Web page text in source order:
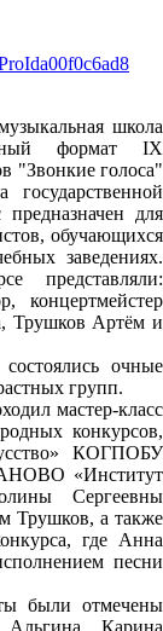
школа
формат IX
"Звонкие голоса"
для
обучающихся
заведениях.
представляли:
концертмейстер
Трушков Артём и
очные
групп.
мастер-класс
конкурсов,
КОГПОБУ
«Институт
Сергеевны
Трушков, а также
где Анна
песни
были отмечены